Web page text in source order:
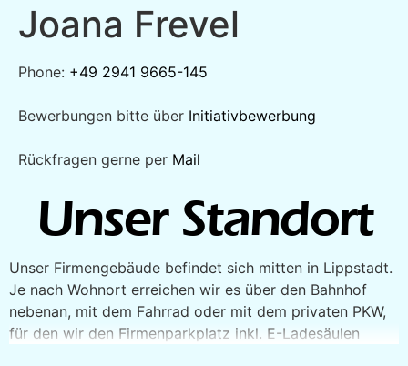
Joana Frevel
Phone: +49 2941 9665-145
Bewerbungen bitte über Initiativbewerbung
Rückfragen gerne per Mail
Unser Standort
Unser Firmengebäude befindet sich mitten in Lippstadt.
Je nach Wohnort erreichen wir es über den Bahnhof
nebenan, mit dem Fahrrad oder mit dem privaten PKW,
für den wir den Firmenparkplatz inkl. E-Ladesäulen